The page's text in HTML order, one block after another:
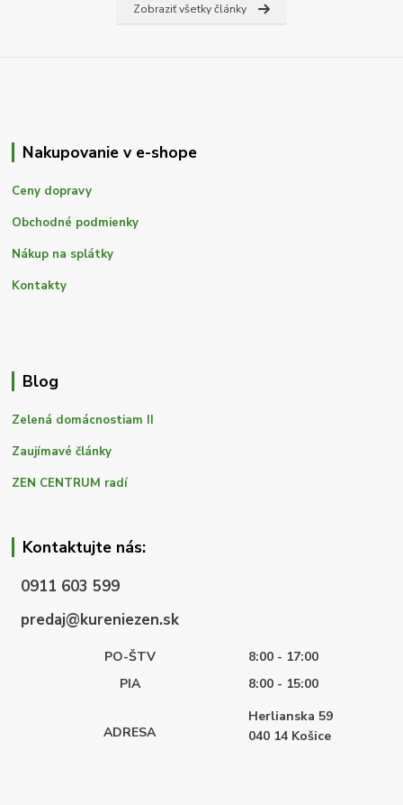
Zobraziť všetky články
Nakupovanie v e-shope
Ceny dopravy
Obchodné podmienky
Nákup na splátky
Kontakty
Blog
Zelená domácnostiam II
Zaujímavé články
ZEN CENTRUM radí
Kontaktujte nás:
0911 603 599
predaj@kureniezen.sk
PO-ŠTV
8:00 - 17:00
PIA
8:00 - 15:00
ADRESA
Herlianska 59
040 14 Košice